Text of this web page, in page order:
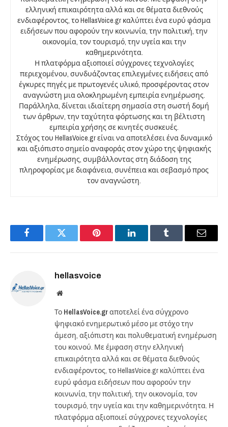
ελληνική επικαιρότητα αλλά και σε θέματα διεθνούς
ενδιαφέροντος, το HellasVoice.gr καλύπτει ένα ευρύ φάσμα
ειδήσεων που αφορούν την κοινωνία, την πολιτική, την
οικονομία, τον τουρισμό, την υγεία και την
καθημερινότητα.
Η πλατφόρμα αξιοποιεί σύγχρονες τεχνολογίες
περιεχομένου, συνδυάζοντας επιλεγμένες ειδήσεις από
έγκυρες πηγές με πρωτογενές υλικό, προσφέροντας στον
αναγνώστη μια ολοκληρωμένη εμπειρία ενημέρωσης.
Παράλληλα, δίνεται ιδιαίτερη σημασία στη σωστή δομή
των άρθρων, την ταχύτητα φόρτωσης και τη βέλτιστη
εμπειρία χρήσης σε κινητές συσκευές.
Στόχος του HellasVoice.gr είναι να αποτελέσει ένα δυναμικό
και αξιόπιστο σημείο αναφοράς στον χώρο της ψηφιακής
ενημέρωσης, συμβάλλοντας στη διάδοση της
πληροφορίας με διαφάνεια, συνέπεια και σεβασμό προς
τον αναγνώστη.
FacebookTwitter Pinterest LinkedInTumblr Email
hellasvoice
Website
Το HellasVoice.grαποτελεί ένα σύγχρονο
ψηφιακό ενημερωτικό μέσο με στόχο την
άμεση, αξιόπιστη και πολυθεματική ενημέρωση
του κοινού. Με έμφαση στην ελληνική
επικαιρότητα αλλά και σε θέματα διεθνούς
ενδιαφέροντος, το HellasVoice.gr καλύπτει ένα
ευρύ φάσμα ειδήσεων που αφορούν την
κοινωνία, την πολιτική, την οικονομία, τον
τουρισμό, την υγεία και την καθημερινότητα. Η
πλατφόρμα αξιοποιεί σύγχρονες τεχνολογίες